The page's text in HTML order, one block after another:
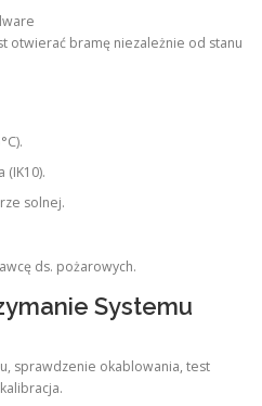
otwierać bramę niezależnie od stanu
solnej.
ds. pożarowych.
Systemu
sprawdzenie okablowania, test